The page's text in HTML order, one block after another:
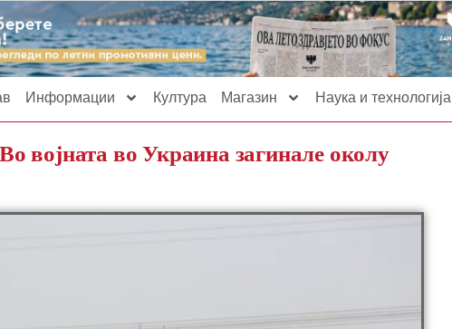
Информации Култура Магазин Наука и технологија
војната во Украина загинале околу